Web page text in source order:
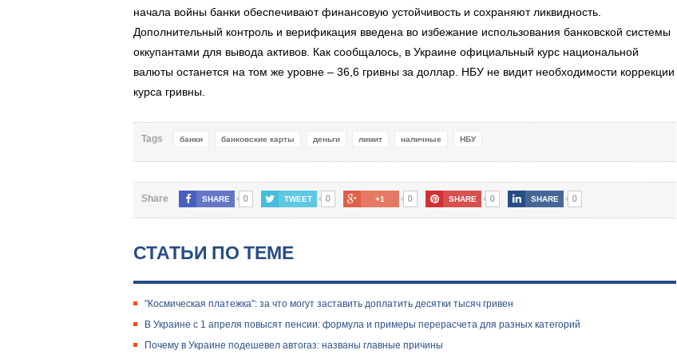
начала войны банки обеспечивают финансовую устойчивость и сохраняют ликвидность.
Дополнительный контроль и верификация введена во избежание использования банковской системы
оккупантами для вывода активов. Как сообщалось, в Украине официальный курс национальной
валюты останется на том же уровне – 36,6 гривны за доллар. НБУ не видит необходимости коррекции
курса гривны.
Tags банки банковские карты деньги лимит наличные НБУ
Share SHARE 0 TWEET 0 +1 0 SHARE 0 SHARE 0
СТАТЬИ ПО ТЕМЕ
"Космическая платежка": за что могут заставить доплатить десятки тысяч гривен
​В Украине с 1 апреля повысят пенсии: формула и примеры перерасчета для разных категорий
Почему в Украине подешевел автогаз: названы главные причины